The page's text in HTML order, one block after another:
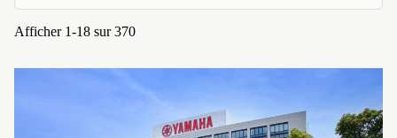
Afficher 1-18 sur 370